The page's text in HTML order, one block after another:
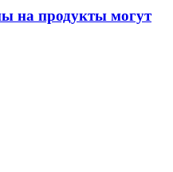
на продукты могут